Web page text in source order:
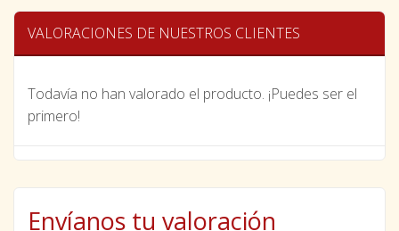
VALORACIONES DE NUESTROS CLIENTES
Todavía no han valorado el producto. ¡Puedes ser el
primero!
Envíanos tu valoración